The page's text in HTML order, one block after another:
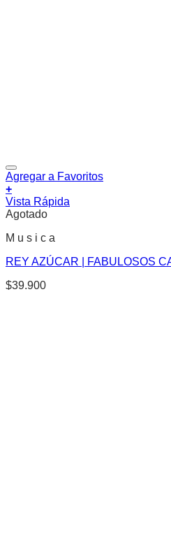
Agregar a Favoritos
+
Vista Rápida
Agotado
M u s i c a
REY AZÚCAR | FABULOSOS
$39.900